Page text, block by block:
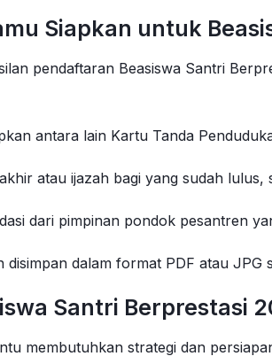
Siapkan untuk
pendaftaran Beasiswa Santri
antara lain Kartu Tanda
atau ijazah bagi yang sudah lulus,
dari pimpinan pondok pesantren
disimpan dalam format PDF atau
Santri Berprestasi
membutuhkan strategi dan